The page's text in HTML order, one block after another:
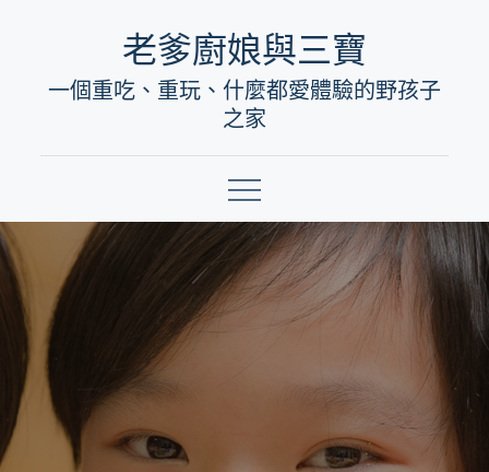
content
老爹廚娘與三寶
一個重吃、重玩、什麼都愛體驗的野孩子
之家